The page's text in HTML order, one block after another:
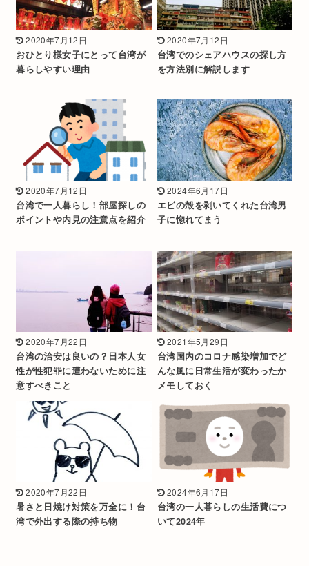
2020年7月12日
おひとり様女子にとって台湾が
暮らしやすい理由
2020年7月12日
台湾でのシェアハウスの探し方
を方法別に解説します
2020年7月12日
台湾で一人暮らし！部屋探しの
ポイントや内見の注意点を紹介
2024年6月17日
エビの殻を剥いてくれた台湾男
子に惚れてまう
2020年7月22日
台湾の治安は良いの？日本人女
性が性犯罪に遭わないために注
意すべきこと
2021年5月29日
台湾国内のコロナ感染増加でど
んな風に日常生活が変わったか
メモしておく
2020年7月22日
暑さと日焼け対策を万全に！台
湾で外出する際の持ち物
2024年6月17日
台湾の一人暮らしの生活費につ
いて2024年